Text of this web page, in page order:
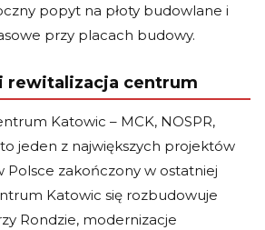
popyt na płoty budowlane i
przy placach budowy.
rewitalizacja centrum
Katowic – MCK, NOSPR,
jeden z największych projektów
Polsce zakończony w ostatniej
Katowic się rozbudowuje
Rondzie, modernizacje